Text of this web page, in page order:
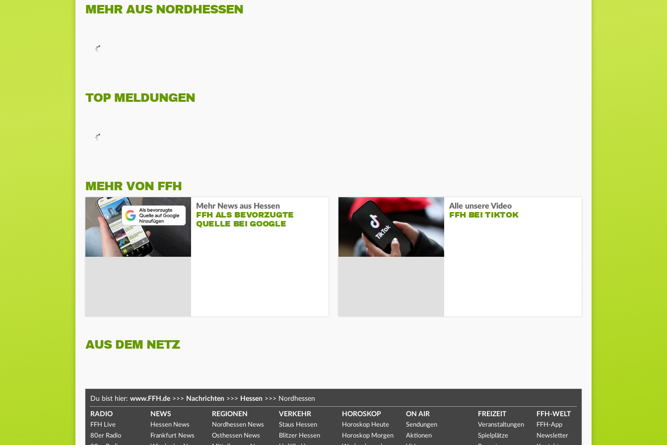
MEHR AUS NORDHESSEN
TOP MELDUNGEN
MEHR VON FFH
Mehr News aus Hessen
FFH ALS BEVORZUGTE
QUELLE BEI GOOGLE
Alle unsere Video
FFH BEI TIKTOK
AUS DEM NETZ
Du bist hier: www.FFH.de >>> Nachrichten >>> Hessen >>> Nordhessen
RADIO
FFH Live
80er Radio
NEWS
Hessen News
Frankfurt News
REGIONEN
Nordhessen News
Osthessen News
VERKEHR
Staus Hessen
Blitzer Hessen
HOROSKOP
Horoskop Heute
Horoskop Morgen
ON AIR
Sendungen
Aktionen
FREIZEIT
Veranstaltungen
Spielplätze
FFH-WELT
FFH-App
Newsletter